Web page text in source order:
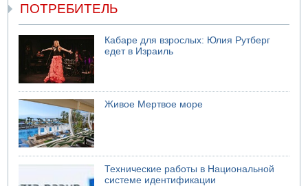
ПОТРЕБИТЕЛЬ
Кабаре для взрослых: Юлия Рутберг
едет в Израиль
Живое Мертвое море
Технические работы в Национальной
системе идентификации